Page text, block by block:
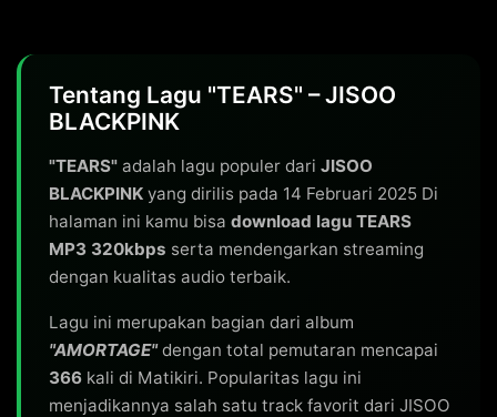
Tentang Lagu "TEARS" – JISOO
BLACKPINK
"TEARS" adalah lagu populer dari JISOO
BLACKPINK yang dirilis pada 14 Februari 2025 Di
halaman ini kamu bisa download lagu TEARS
MP3 320kbps serta mendengarkan streaming
dengan kualitas audio terbaik.
Lagu ini merupakan bagian dari album
"AMORTAGE"dengan total pemutaran mencapai
366 kali di Matikiri. Popularitas lagu ini
menjadikannya salah satu track favorit dari JISOO